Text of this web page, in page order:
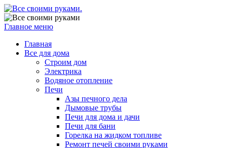
Главное меню
Главная
Все для дома
Строим дом
Электрика
Водяное отопление
Печи
Азы печного дела
Дымовые трубы
Печи для дома и дачи
Печи для бани
Горелка на жидком топливе
Ремонт печей своими руками